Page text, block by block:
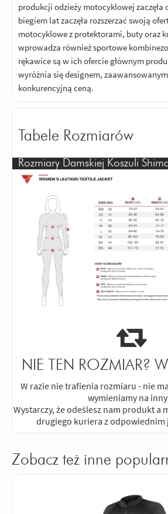
produkcji odzieży motocyklowej zaczęła
biegiem lat zaczęła rozszerzać swoją
motocyklowe z protektorami, buty oraz
wprowadza również sportowe
rękawice są w ich ofercie głównym
wyróżnia się designem,
konkurencyjną ceną.
Tabele Rozmiarów
Rozmiary Damskiej Koszuli
NIE TEN ROZMIAR?
W razie nie trafienia rozmiaru - nie
wymieniamy na
Wystarczy, że odeślesz nam produkt a
drugiego kuriera z odpowiednim
Zobacz też inne